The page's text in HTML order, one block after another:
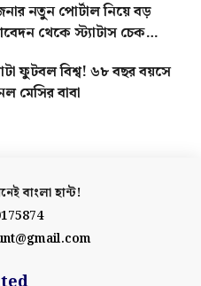
নতুন পোর্টাল নিয়ে বড়
থেকে স্ট্যাটাস চেক
ফুটবল বিশ্ব! ৬৮ বছর বয়সে
মেসির বাবা
বাংলা হান্ট!